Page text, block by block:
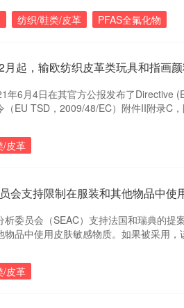
纺织/鞋类/皮革 PFAS全氟化物
月起，输欧纺织皮革类玩具和指画
年6月4日在其官方公报发布了Directive
（EU TSD，2009/48/EC）附件II附录C
原裂解后，在纺织类和皮革类玩具材料中
kg
/皮革
会支持限制在服装和其他物品中使
析委员会（SEAC）支持法国和瑞典的提
物品中使用皮肤敏感物质。如果被采用
/皮革